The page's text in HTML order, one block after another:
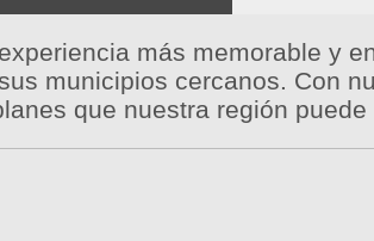
más memorable y
municipios cercanos. Con
que nuestra región puede